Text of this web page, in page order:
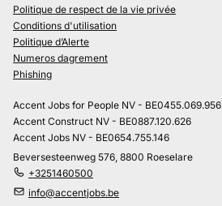
Politique de respect de la vie privée
Conditions d'utilisation
Politique d’Alerte
Numeros dagrement
Phishing
Accent Jobs for People NV - BE0455.069.956
Accent Construct NV - BE0887.120.626
Accent Jobs NV - BE0654.755.146
Beversesteenweg 576, 8800 Roeselare
+3251460500
info@accentjobs.be